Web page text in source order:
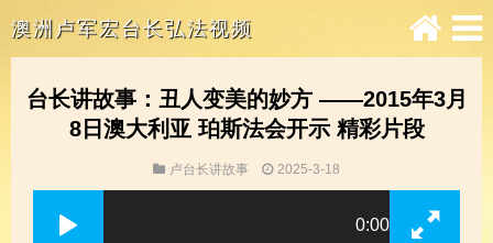
澳洲卢军宏台长弘法视频
台长讲故事：丑人变美的妙方 ——2015年3月
8日澳大利亚 珀斯法会开示 精彩片段
卢台长讲故事 2025-3-18
0:00